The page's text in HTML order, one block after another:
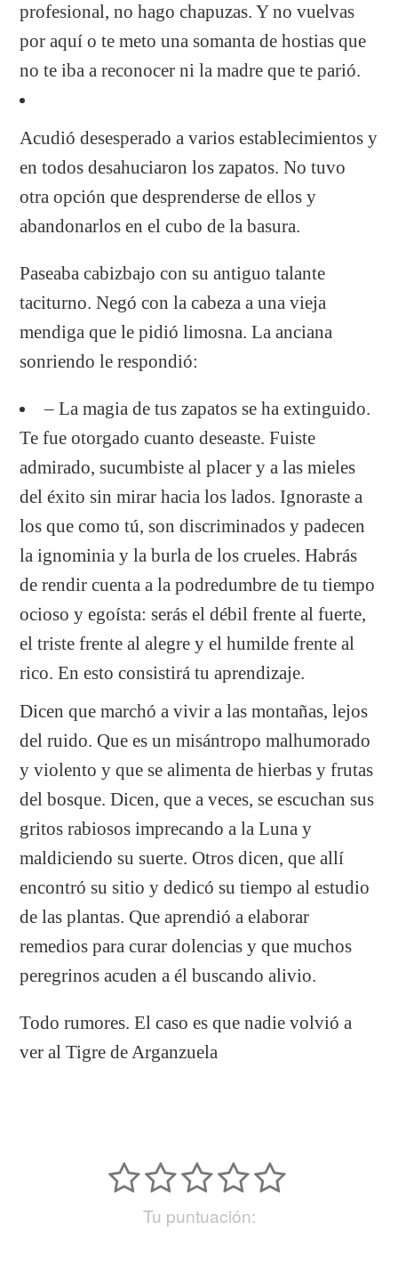
profesional, no hago chapuzas. Y no vuelvas
por aquí o te meto una somanta de hostias que
no te iba a reconocer ni la madre que te parió.
Acudió desesperado a varios establecimientos y
en todos desahuciaron los zapatos. No tuvo
otra opción que desprenderse de ellos y
abandonarlos en el cubo de la basura.
Paseaba cabizbajo con su antiguo talante
taciturno. Negó con la cabeza a una vieja
mendiga que le pidió limosna. La anciana
sonriendo le respondió:
– La magia de tus zapatos se ha extinguido.
Te fue otorgado cuanto deseaste. Fuiste
admirado, sucumbiste al placer y a las mieles
del éxito sin mirar hacia los lados. Ignoraste a
los que como tú, son discriminados y padecen
la ignominia y la burla de los crueles. Habrás
de rendir cuenta a la podredumbre de tu tiempo
ocioso y egoísta: serás el débil frente al fuerte,
el triste frente al alegre y el humilde frente al
rico. En esto consistirá tu aprendizaje.
Dicen que marchó a vivir a las montañas, lejos
del ruido. Que es un misántropo malhumorado
y violento y que se alimenta de hierbas y frutas
del bosque. Dicen, que a veces, se escuchan sus
gritos rabiosos imprecando a la Luna y
maldiciendo su suerte. Otros dicen, que allí
encontró su sitio y dedicó su tiempo al estudio
de las plantas. Que aprendió a elaborar
remedios para curar dolencias y que muchos
peregrinos acuden a él buscando alivio.
Todo rumores. El caso es que nadie volvió a
ver al Tigre de Arganzuela
Tu puntuación: